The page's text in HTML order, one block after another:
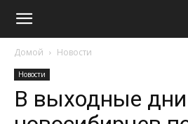
Домой Новости
Новости
В выходные